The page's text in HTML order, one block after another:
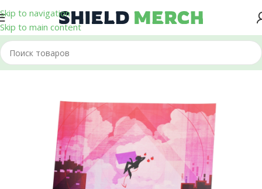
Skip to navigation
Skip to main content
Главная/Плакаты